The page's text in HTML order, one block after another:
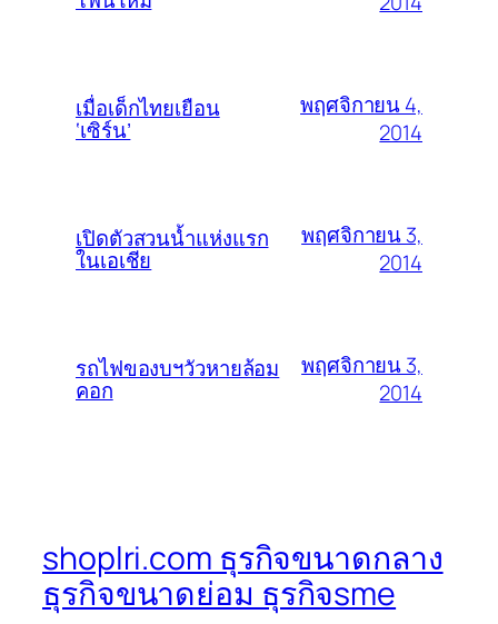
เมื่อเด็กไทยเยือน
‘เซิร์น’
พฤศจิกายน 4,
2014
เปิดตัวสวนน้ำแห่งแรก
ในเอเชีย
พฤศจิกายน 3,
2014
รถไฟของบฯวัวหายล้อม
คอก
พฤศจิกายน 3,
2014
shoplri.com ธุรกิจขนาดกลาง
ธุรกิจขนาดย่อม ธุรกิจsme